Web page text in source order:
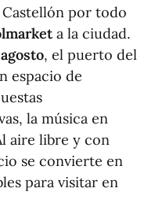
por todo
a la ciudad.
, el puerto del
espacio de
la música en
aire libre y con
se convierte en
para visitar en